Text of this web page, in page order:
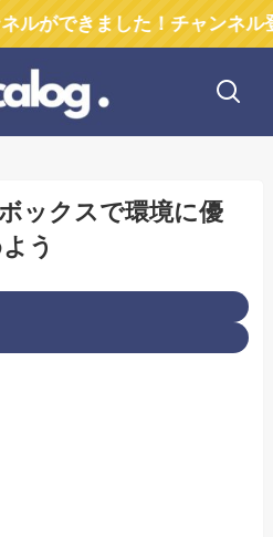
した！チャンネル登録お願
ックスで環境に優
う